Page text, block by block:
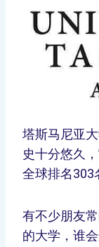
塔斯马尼亚
史十分悠久
全球排名303
有不少朋友
的大学，谁